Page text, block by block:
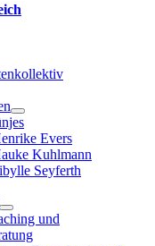
Evers
Kuhlmann
Seyferth
und